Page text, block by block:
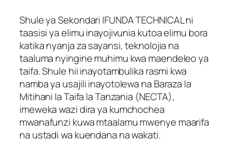
Shule ya Sekondari IFUNDA TECHNICAL ni
taasisi ya elimu inayojivunia kutoa elimu bora
katika nyanja za sayansi, teknolojia na
taaluma nyingine muhimu kwa maendeleo ya
taifa. Shule hii inayotambulika rasmi kwa
namba ya usajili inayotolewa na Baraza la
Mitihani la Taifa la Tanzania (NECTA),
imeweka wazi dira ya kumchochea
mwanafunzi kuwa mtaalamu mwenye maarifa
na ustadi wa kuendana na wakati.